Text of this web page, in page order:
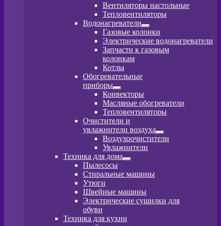
меню
Вентиляторы настольные
Тепловентиляторы
Водонагреватели
Развернутое
вложенное
меню
Газовые колонки
Электрические водонагреватели
Запчасти к газовым
колонкам
Котлы
Обогревательные
приборы
Развернутое
вложенное
меню
Конвекторы
Масляные обогреватели
Тепловентиляторы
Очистители и
увлажнители воздуха
Развернутое
вложенное
Воздухоочистители
Увлажнители
Техника для дома
Развернутое
меню
Пылесосы
Стиральные машины
Утюги
Швейные машины
Электрические сушилки для
обуви
Техника для кухни